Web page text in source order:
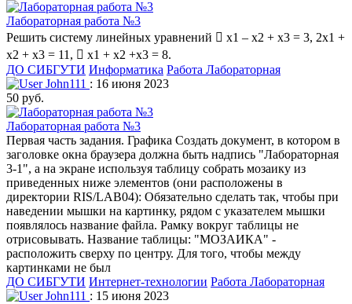
Лабораторная работа №3
Решить систему линейных уравнений  x1 – x2 + x3 = 3, 2x1 +
x2 + x3 = 11,  x1 + x2 +x3 = 8.
ДО СИБГУТИ Информатика Работа Лабораторная
John111 : 16 июня 2023
50 руб.
Лабораторная работа №3
Первая часть задания. Графика Создать документ, в котором в
заголовке окна браузера должна быть надпись "Лабораторная
3-1", а на экране используя таблицу собрать мозаику из
приведенных ниже элементов (они расположены в
директории RIS/LAB04): Обязательно сделать так, чтобы при
наведении мышки на картинку, рядом с указателем мышки
появлялось название файла. Рамку вокруг таблицы не
отрисовывать. Название таблицы: "МОЗАИКА" -
расположить сверху по центру. Для того, чтобы между
картинками не был
ДО СИБГУТИ Интернет-технологии Работа Лабораторная
John111 : 15 июня 2023